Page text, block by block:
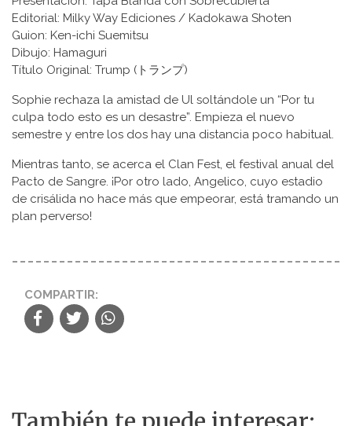
Editorial: Milky Way Ediciones / Kadokawa Shoten
Guion: Ken-ichi Suemitsu
Dibujo: Hamaguri
Título Original: Trump (トランプ)
Sophie rechaza la amistad de Ul soltándole un “Por tu
culpa todo esto es un desastre”. Empieza el nuevo
semestre y entre los dos hay una distancia poco habitual.
Mientras tanto, se acerca el Clan Fest, el festival anual del
Pacto de Sangre. ¡Por otro lado, Angelico, cuyo estadio
de crisálida no hace más que empeorar, está tramando un
plan perverso!
COMPARTIR: